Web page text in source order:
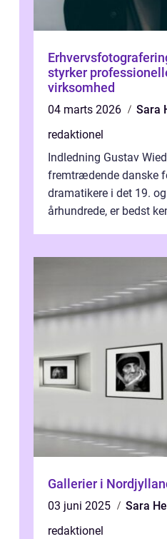
styrker
virksomhed
04 marts 2026
Sara
redaktionel
Indledning Gustav
fremtrædende danske
dramatikere i det 19.
århundrede, er bedst
Gallerier i
03 juni 2025
Sara
redaktionel